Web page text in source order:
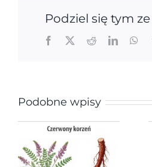
Podziel się tym
Facebook
X RedditLinkedIn
Podobne wpisy